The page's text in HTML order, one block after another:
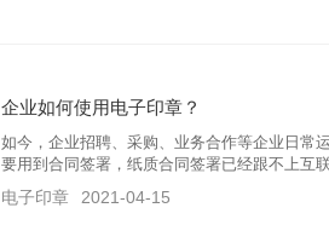
企业如何使用电子印章？
如今，企业招聘、采购、业务合作等企业日常
要用到合同签署，纸质合同签署已经跟不上互
便捷的安全需求，相反，纸质合同日积月累带
低、假章风险大等问题一直无法解决。直到电
电子印章 2021-04-15